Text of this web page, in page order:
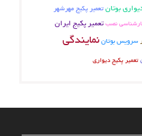
بوتانتعمیر پکیج مهرشهر
نصبتعمیر پکیج ایران
سرویس بوتاننمایندگی
تعمیر پکیج دیواری